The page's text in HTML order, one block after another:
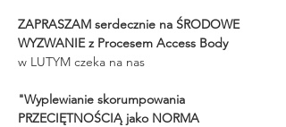
ZAPRASZAM serdecznie na ŚRODOWE
WYZWANIE z Procesem Access Body
w LUTYM czeka na nas
"Wyplewianie skorumpowania
PRZECIĘTNOŚCIĄ jako NORMA